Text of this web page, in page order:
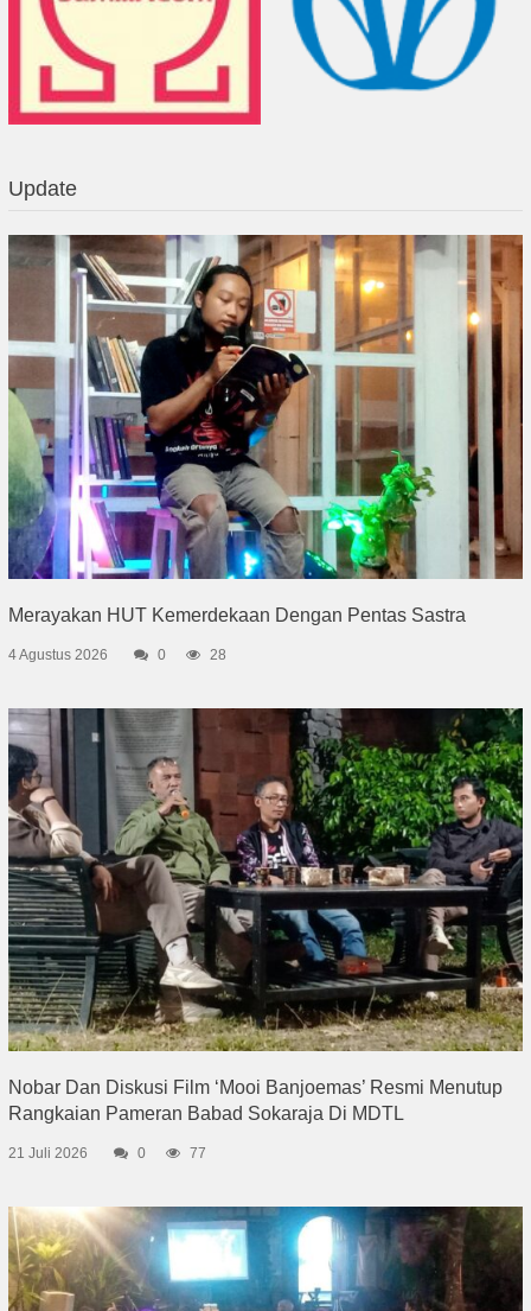
Update
Merayakan HUT Kemerdekaan Dengan Pentas Sastra
4 Agustus 2026 0 28
Nobar Dan Diskusi Film ‘Mooi Banjoemas’ Resmi Menutup
Rangkaian Pameran Babad Sokaraja Di MDTL
21 Juli 2026 0 77